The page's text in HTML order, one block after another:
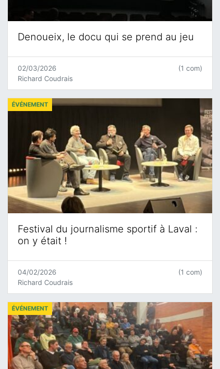
Denoueix, le docu qui se prend au jeu
02/03/2026
Richard Coudrais
(1 com)
Festival du journalisme sportif à Laval :
on y était !
ÉVÉNEMENT
04/02/2026
Richard Coudrais
(1 com)
ÉVÉNEMENT